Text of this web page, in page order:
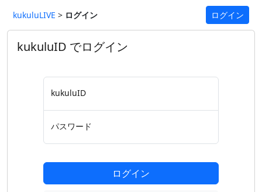
kukuluLIVE > ログイン ログイン
kukuluID でログイン
kukuluID
パスワード
ログイン